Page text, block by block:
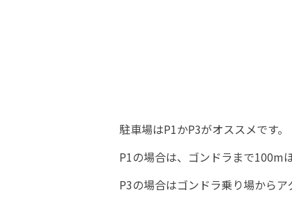
駐車場はP1かP3がオススメです。
P1の場合は、ゴンドラまで100m
P3の場合はゴンドラ乗り場からア